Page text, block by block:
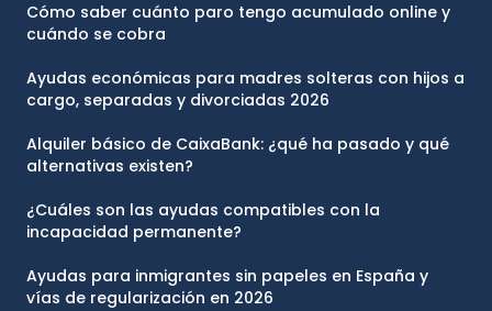
Cómo saber cuánto paro tengo acumulado online y
cuándo se cobra
Ayudas económicas para madres solteras con hijos a
cargo, separadas y divorciadas 2026
Alquiler básico de CaixaBank: ¿qué ha pasado y qué
alternativas existen?
¿Cuáles son las ayudas compatibles con la
incapacidad permanente?
Ayudas para inmigrantes sin papeles en España y
vías de regularización en 2026